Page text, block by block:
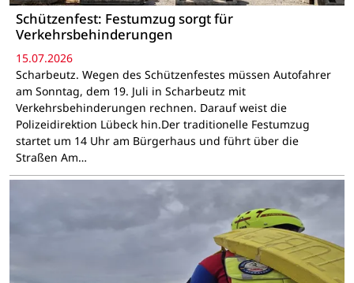
Schützenfest: Festumzug sorgt für
Verkehrsbehinderungen
15.07.2026
Scharbeutz. Wegen des Schützenfestes müssen Autofahrer
am Sonntag, dem 19. Juli in Scharbeutz mit
Verkehrsbehinderungen rechnen. Darauf weist die
Polizeidirektion Lübeck hin.Der traditionelle Festumzug
startet um 14 Uhr am Bürgerhaus und führt über die
Straßen Am…